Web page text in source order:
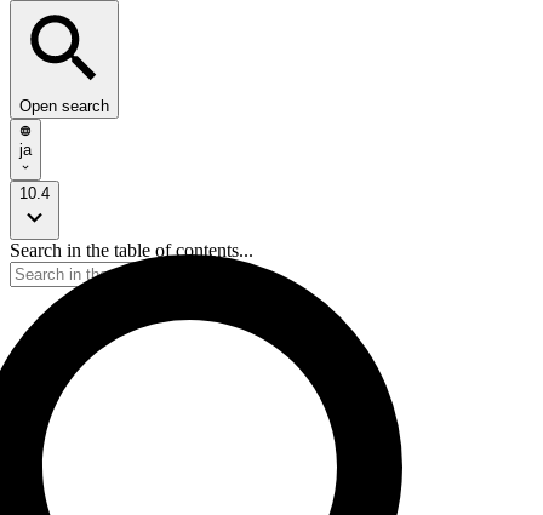
Open search
ja
10.4
Search in the table of contents...